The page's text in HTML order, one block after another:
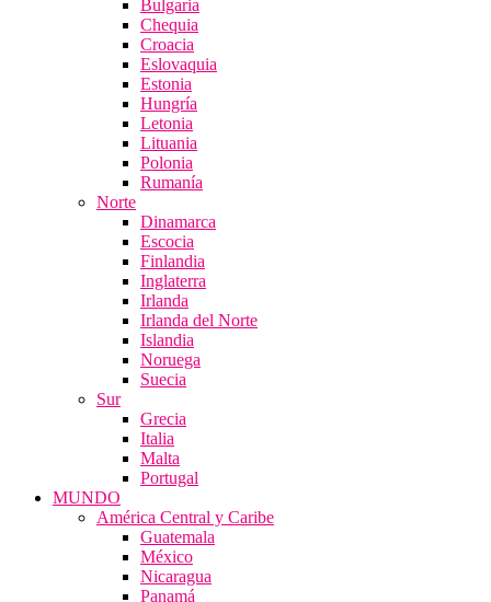
Bulgaria
Chequia
Croacia
Eslovaquia
Estonia
Hungría
Letonia
Lituania
Polonia
Rumanía
Norte
Dinamarca
Escocia
Finlandia
Inglaterra
Irlanda
Irlanda del Norte
Islandia
Noruega
Suecia
Sur
Grecia
Italia
Malta
Portugal
MUNDO
América Central y Caribe
Guatemala
México
Nicaragua
Panamá